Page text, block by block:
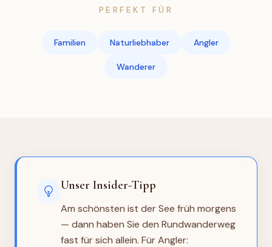
PERFEKT FÜR
Familien Naturliebhaber Angler
Wanderer
Unser Insider-Tipp
Am schönsten ist der See früh morgens
— dann haben Sie den Rundwanderweg
fast für sich allein. Für Angler: